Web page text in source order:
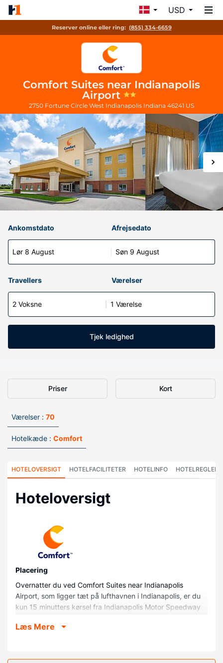
USD
Reserver online eller ring: (855) 334-6659
Comfort Suites near Indianapolis
Airport
2750 Fortune Circle West Indianapolis Indiana 46241 US
Ankomstdato
Lør 8 August
Afrejsedato
Søn 9 August
Travellers Værelser
2 Voksne 1 Værelse
Tjek ledighed
Priser Kort
Værelser : 70
Hotelkæde : Comfort
HOTELOVERSIGT HOTELFACILITETER HOTELINFO HOTELREGLER
Hoteloversigt
Placering
Overnatter du ved Comfort Suites near Indianapolis
Airport, som ligger tæt på lufthavnen i Indianapolis, er du
kun 15 minutters kørsel fra Indianapolis Motor Speedway
Gainbridge Fieldhouse og 10,5 km fra Indianapolis
Læs Mere